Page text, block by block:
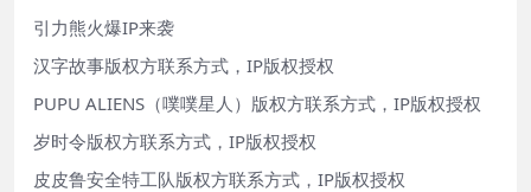
引力熊火爆IP来袭
汉字故事版权方联系方式，IP版权授权
PUPU ALIENS（噗噗星人）版权方联系方式，IP版权授权
岁时令版权方联系方式，IP版权授权
皮皮鲁安全特工队版权方联系方式，IP版权授权